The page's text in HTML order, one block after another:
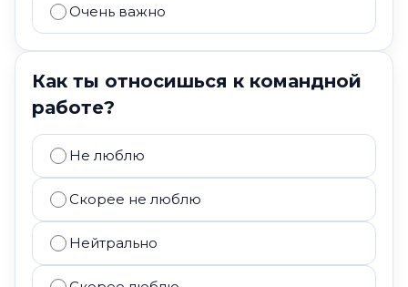
Очень важно
Как ты относишься к командной
работе?
Не люблю
Скорее не люблю
Нейтрально